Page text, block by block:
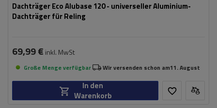
Dachträger Eco Alubase 120 - universeller Aluminium-
Dachträger für Reling
69,99 € inkl. MwSt
Große Menge verfügbar Wir versenden schon am11. August
In den
Warenkorb